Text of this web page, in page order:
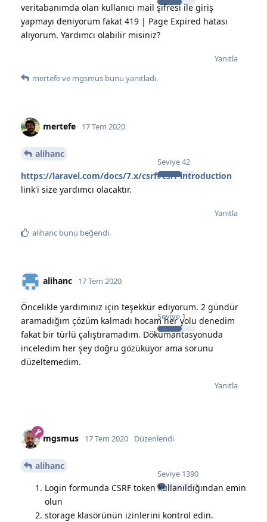
veritabanımda olan kullanıcı mail şifresi ile giriş
yapmayı deniyorum fakat 419 | Page Expired hatası
alıyorum. Yardımcı olabilir misiniz?
Yanıtla
mertefeve mgsmus bunu yanıtladı.
mertefe
Seviye42
17 Tem 2020
alihanc
https://laravel.com/docs/7.x/csrf#csrf-introduction
link'i size yardımcı olacaktır.
Yanıtla
alihanc bunu beğendi.
alihanc
Seviye 1
17 Tem 2020
Öncelikle yardımınız için teşekkür ediyorum. 2 gündür
aramadığım çözüm kalmadı hocam her yolu denedim
fakat bir türlü çalıştıramadım. Dökümantasyonuda
inceledim her şey doğru gözüküyor ama sorunu
düzeltemedim.
Yanıtla
mgsmus
Seviye 1390
17 Tem 2020 Düzenlendi
alihanc
Login formunda CSRF token kullanıldığından emin
olun
storage klasörünün izinlerini kontrol edin.